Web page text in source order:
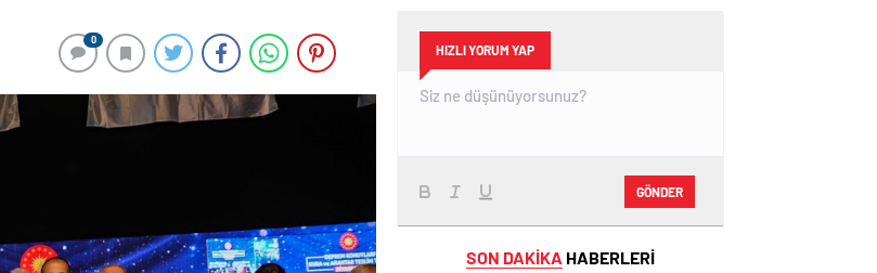
0
HIZLI YORUM YAP
GÖNDER
SON DAKİKA HABERLERİ